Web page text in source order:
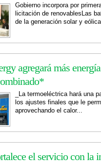
Gobierno incorpora por
licitación de renovablesLas
de la generación solar y
agregará más
_La termoeléctrica hará una
los ajustes finales que le
aprovechando el calor...
el servicio con la